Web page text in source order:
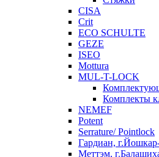
CISA
Crit
ECO SCHULTE
GEZE
ISEO
Mottura
MUL-T-LOCK
Комплекты
NEMEF
Potent
Serrature/ Pointlock
Гардиан,
Меттэм,